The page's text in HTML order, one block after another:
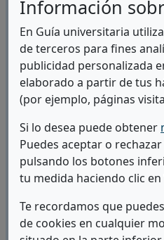
Información
En Guía universitaria
de terceros para fines
publicidad personalizada
elaborado a partir de tus
(por ejemplo, páginas
Si lo desea puede obtener
Puedes aceptar o
pulsando los botones
tu medida haciendo clic
Te recordamos que
de cookies en cualquier
INFORMACIÓN Y